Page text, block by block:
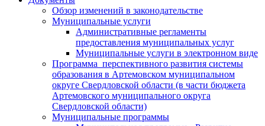
Обзор изменений в законодательстве
Муниципальные услуги
Административные регламенты
предоставления муниципальных услуг
Муниципальные услуги в электронном виде
Программа перспективного развития системы
образования в Артемовском муниципальном
округе Свердловской области (в части бюджета
Артемовского муниципального округа
Свердловской области)
Муниципальные программы